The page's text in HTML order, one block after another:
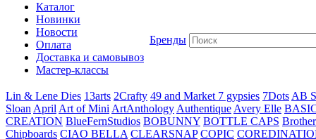
Каталог
Новинки
Новости
Оплата
Доставка и самовывоз
Мастер-классы
Бренды
Lin & Lene Dies 13arts 2Crafty 49 and Market 7 gypsies 7Dots AB
Sloan April Art of Mini ArtAnthology Authentique Avery Elle
CREATION BlueFernStudios BOBUNNY BOTTLE CAPS Brother
Chipboards CIAO BELLA CLEARSNAP COPIC